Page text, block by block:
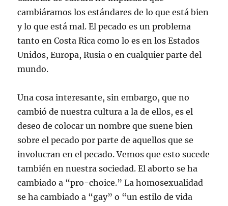
cambiáramos los estándares de lo que está bien
y lo que está mal. El pecado es un problema
tanto en Costa Rica como lo es en los Estados
Unidos, Europa, Rusia o en cualquier parte del
mundo.
Una cosa interesante, sin embargo, que no
cambió de nuestra cultura a la de ellos, es el
deseo de colocar un nombre que suene bien
sobre el pecado por parte de aquellos que se
involucran en el pecado. Vemos que esto sucede
también en nuestra sociedad. El aborto se ha
cambiado a “pro-choice.” La homosexualidad
se ha cambiado a “gay” o “un estilo de vida